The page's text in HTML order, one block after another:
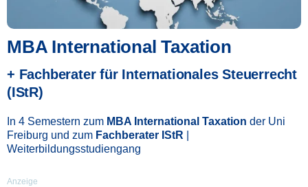
MBA International Taxation
+ Fachberater für Internationales Steuerrecht
(IStR)
In 4 Semestern zum MBA International Taxation der Uni
Freiburg und zum Fachberater IStR
Weiterbildungsstudiengang
Anzeige